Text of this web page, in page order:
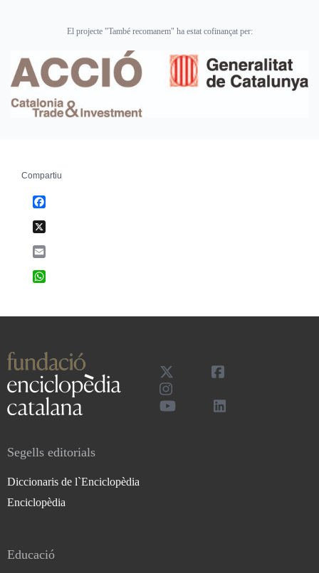
El projecte "També recomanem" ha estat cofinançat per:
Compartiu
Segells editorials
Diccionaris de l`Enciclopèdia
Enciclopèdia
Educació